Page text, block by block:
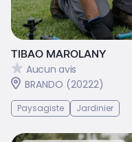
TIBAO MAROLANY
Aucun avis
BRANDO (20222)
Paysagiste Jardinier